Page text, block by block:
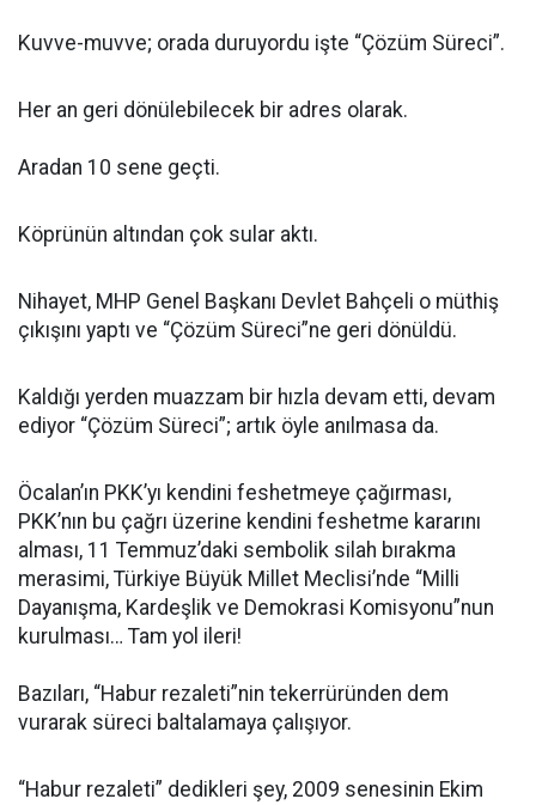
Kuvve-muvve; orada duruyordu işte “Çözüm Süreci”.
Her an geri dönülebilecek bir adres olarak.
Aradan 10 sene geçti.
Köprünün altından çok sular aktı.
Nihayet, MHP Genel Başkanı Devlet Bahçeli o müthiş
çıkışını yaptı ve “Çözüm Süreci”ne geri dönüldü.
Kaldığı yerden muazzam bir hızla devam etti, devam
ediyor “Çözüm Süreci”; artık öyle anılmasa da.
Öcalan’ın PKK’yı kendini feshetmeye çağırması,
PKK’nın bu çağrı üzerine kendini feshetme kararını
alması, 11 Temmuz’daki sembolik silah bırakma
merasimi, Türkiye Büyük Millet Meclisi’nde “Milli
Dayanışma, Kardeşlik ve Demokrasi Komisyonu”nun
kurulması… Tam yol ileri!
Bazıları, “Habur rezaleti”nin tekerrüründen dem
vurarak süreci baltalamaya çalışıyor.
“Habur rezaleti” dedikleri şey, 2009 senesinin Ekim